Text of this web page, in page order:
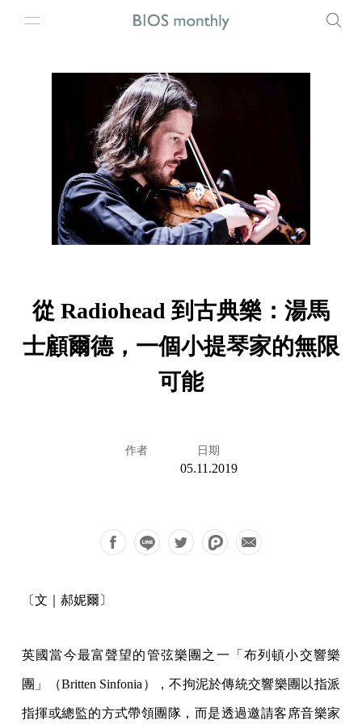
從 Radiohead 到古典樂：湯馬
士顧爾德，一個小提琴家的無限
可能
作者 日期
05.11.2019
〔文｜郝妮爾〕
英國當今最富聲望的管弦樂團之一「布列頓小交響樂
團」（Britten Sinfonia），不拘泥於傳統交響樂團以指派
指揮或總監的方式帶領團隊，而是透過邀請客席音樂家